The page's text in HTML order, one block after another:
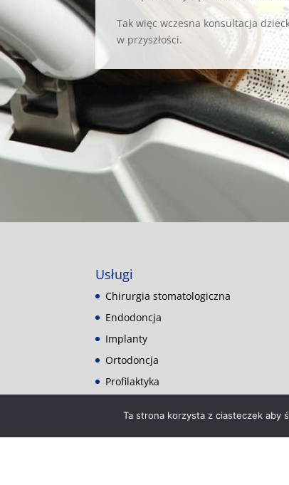
Tak więc wczesna konsultacja
w przyszłości.
Usługi
Chirurgia stomatologiczna
Endodoncja
Implanty
Ortodoncja
Profilaktyka
Stomatologia dziecięca
Ta strona korzysta z ciasteczek aby